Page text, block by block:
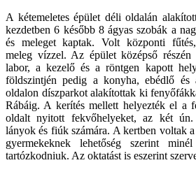
A kétemeletes épület déli oldalán
kezdetben 6 később 8 ágyas szobák a
és meleget kaptak. Volt központi
meleg vízzel. Az épület középső
labor, a kezelő és a röntgen kapott
földszintjén pedig a konyha, ebédlő és
oldalon díszparkot alakítottak ki
Rábáig. A kerítés mellett helyezték el a
oldalt nyitott fekvőhelyeket, az két
lányok és fiúk számára. A kertben voltak
gyermekeknek lehetőség szerint
tartózkodniuk. Az oktatást is eszerint